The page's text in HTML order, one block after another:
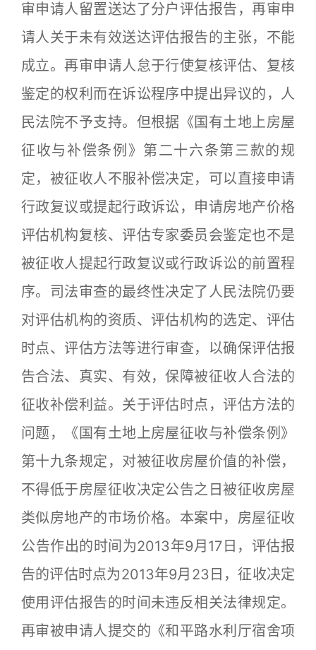
审申请人留置送达了分户评估报告，再审申
请人关于未有效送达评估报告的主张，不能
成立。再审申请人怠于行使复核评估、复核
鉴定的权利而在诉讼程序中提出异议的，人
民法院不予支持。但根据《国有土地上房屋
征收与补偿条例》第二十六条第三款的规
定，被征收人不服补偿决定，可以直接申请
行政复议或提起行政诉讼，申请房地产价格
评估机构复核、评估专家委员会鉴定也不是
被征收人提起行政复议或行政诉讼的前置程
序。司法审查的最终性决定了人民法院仍要
对评估机构的资质、评估机构的选定、评估
时点、评估方法等进行审查，以确保评估报
告合法、真实、有效，保障被征收人合法的
征收补偿利益。关于评估时点，评估方法的
问题，《国有土地上房屋征收与补偿条例》
第十九条规定，对被征收房屋价值的补偿，
不得低于房屋征收决定公告之日被征收房屋
类似房地产的市场价格。本案中，房屋征收
公告作出的时间为2013年9月17日，评估报
告的评估时点为2013年9月23日，征收决定
使用评估报告的时间未违反相关法律规定。
再审被申请人提交的《和平路水利厅宿舍项